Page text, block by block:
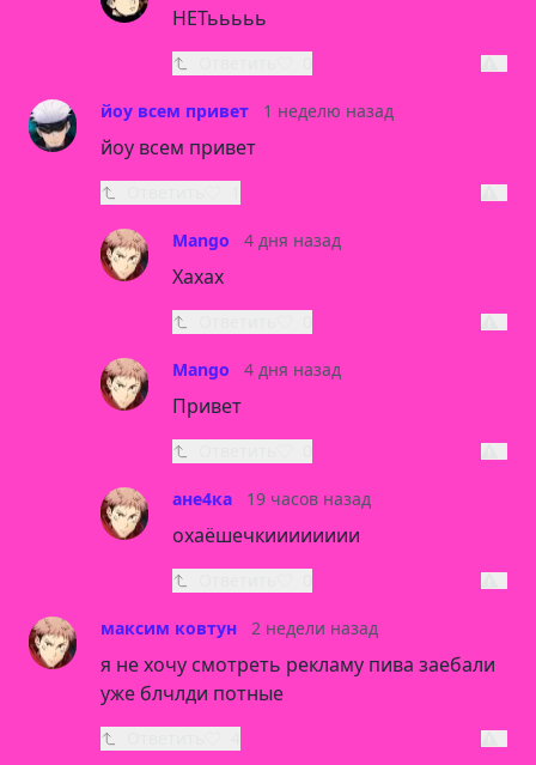
НЕТььььь
йоу всем привет 1 неделю назад
йоу всем привет
Mango 4 дня назад
Хахах
Mango 4 дня назад
Привет
ане4ка 19 часов назад
охаёшечкииииииии
максим ковтун 2 недели назад
я не хочу смотреть рекламу пива заебали
уже блчлди потные